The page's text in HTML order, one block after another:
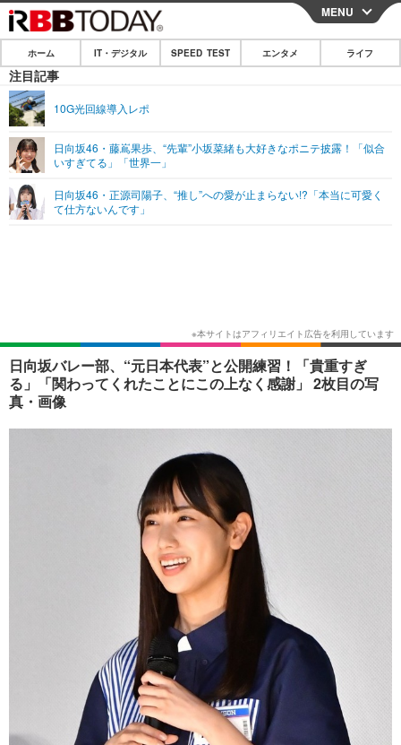
CLOSE
ホーム
IT・デジタル
ネタ
ショッピング その他
SPEED TEST
エンタメ
エンタメTOP
ショッピング その他
ライフ
MENU
ホーム IT・デジタル SPEED TEST エンタメ ライフ
注目記事
10G光回線導入レポ
日向坂46・藤嶌果歩、“先輩”小坂菜緒も大好きなポニテ披露！「似合
いすぎてる」「世界一」
日向坂46・正源司陽子、“推し”への愛が止まらない!?「本当に可愛く
て仕方ないんです」
日向坂バレー部、“元日本代表”と公開練習！「貴重すぎ
る」「関わってくれたことにこの上なく感謝」 2枚目の写
真・画像